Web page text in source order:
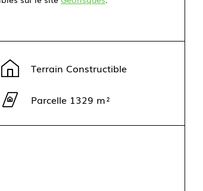
Terrain Constructible
Parcelle 1329 m²